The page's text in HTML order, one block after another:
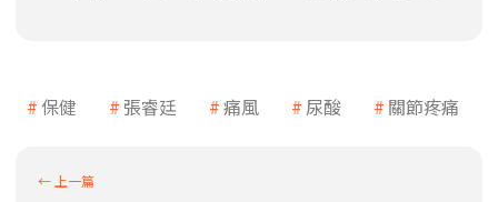
保健 張睿廷 痛風 尿酸 關節疼痛